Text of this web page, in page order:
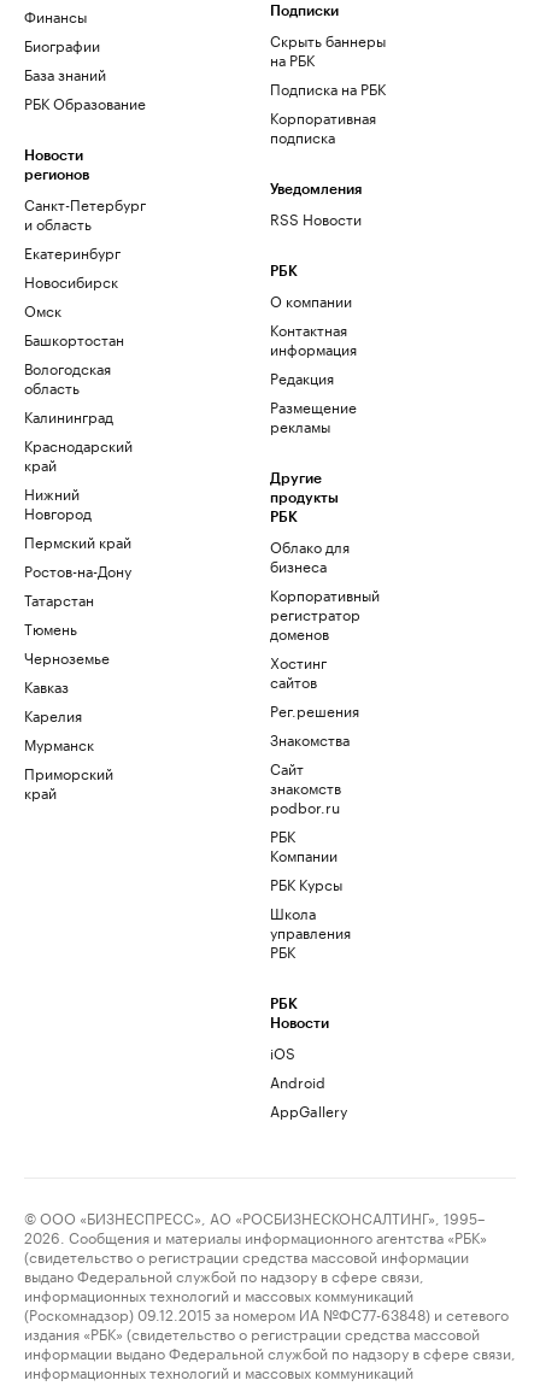
Финансы
Биографии
База знаний
РБК Образование
Новости
регионов
Санкт-Петербург
и область
Екатеринбург
Новосибирск
Омск
Башкортостан
Вологодская
область
Калининград
Краснодарский
край
Нижний
Новгород
Пермский край
Ростов-на-Дону
Татарстан
Тюмень
Черноземье
Кавказ
Карелия
Мурманск
Приморский
край
Подписки
Скрыть баннеры
на РБК
Подписка на РБК
Корпоративная
подписка
Уведомления
RSS Новости
РБК
О компании
Контактная
информация
Редакция
Размещение
рекламы
Другие
продукты
РБК
Облако для
бизнеса
Корпоративный
регистратор
доменов
Хостинг
сайтов
Рег.решения
Знакомства
Сайт
знакомств
podbor.ru
РБК
Компании
РБК Курсы
Школа
управления
РБК
РБК
Новости
iOS
Android
AppGallery
© ООО «БИЗНЕСПРЕСС», АО «РОСБИЗНЕСКОНСАЛТИНГ», 1995–
2026. Сообщения и материалы информационного агентства «РБК»
(свидетельство о регистрации средства массовой информации
выдано Федеральной службой по надзору в сфере связи,
информационных технологий и массовых коммуникаций
(Роскомнадзор) 09.12.2015 за номером ИА №ФС77-63848) и сетевого
издания «РБК» (свидетельство о регистрации средства массовой
информации выдано Федеральной службой по надзору в сфере связи,
информационных технологий и массовых коммуникаций